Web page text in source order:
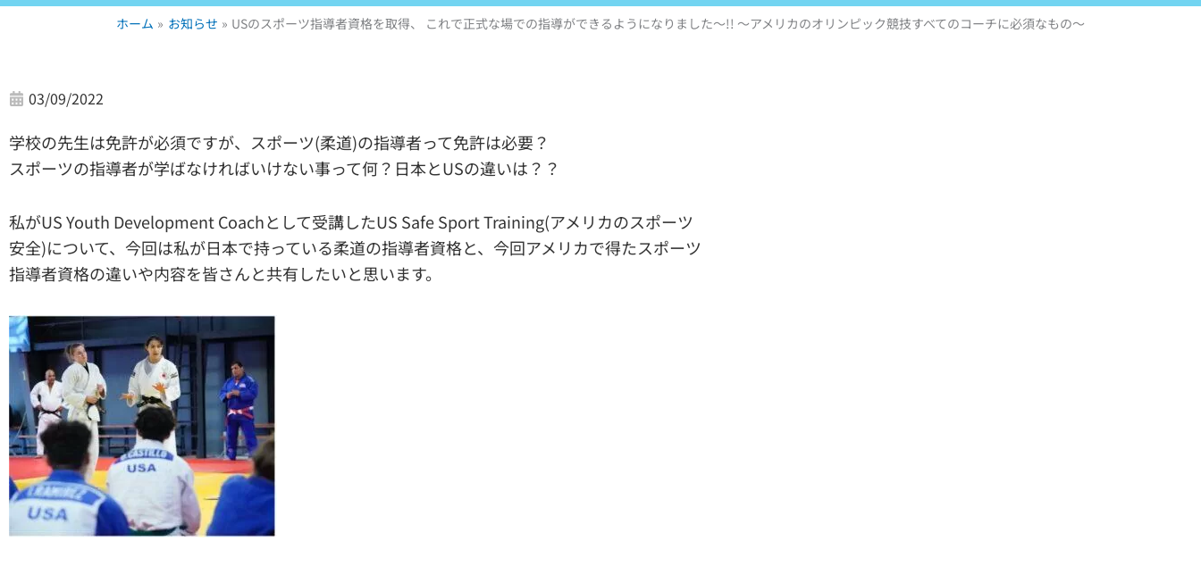
ホーム お知らせ USのスポーツ指導者資格を取得、 これで正式な場での指導ができるようになりました～!! 〜アメリカのオリンピック競技すべてのコーチに必須なもの〜
03/09/2022
学校の先生は免許が必須ですが、スポーツ(柔道)の指導者って免許は必要？
スポーツの指導者が学ばなければいけない事って何？日本とUSの違いは？？
私がUS Youth Development Coachとして受講したUS Safe Sport Training(アメリカのスポーツ
安全)について、今回は私が日本で持っている柔道の指導者資格と、今回アメリカで得たスポーツ
指導者資格の違いや内容を皆さんと共有したいと思います。